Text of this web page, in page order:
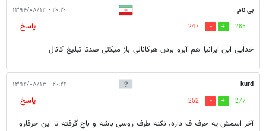
بی نام ۲۰:۲۰ - ۱۳۹۴/۰۸/۱۳
285
247
پاسخ
خدایی این ایرانیا هم آبرو بردن هرکانالی باز میکنی صدتا تبلیغ کانال
kurd ۲۰:۲۴ - ۱۳۹۴/۰۸/۱۳
277
252
پاسخ
آخر اسمش يه حرف ف داره، نکنه طرف روسی باشه و باج گرفته تا این حرفارو